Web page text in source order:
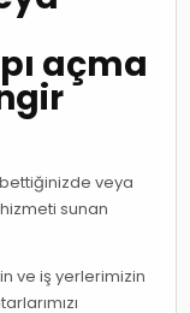
açma
veya
sunan
ve iş yerlerimizin